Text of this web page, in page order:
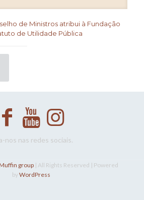
de Ministros atribui à Fundação
de Utilidade Pública
nos nas redes sociais.
group | All Rights Reserved | Powered
byWordPress